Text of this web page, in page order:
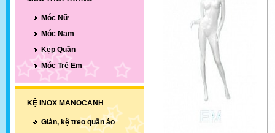
Móc Nữ
Móc Nam
Kẹp Quần
Móc Trẻ Em
KỆ INOX MANOCANH
Giàn, kệ treo quần áo